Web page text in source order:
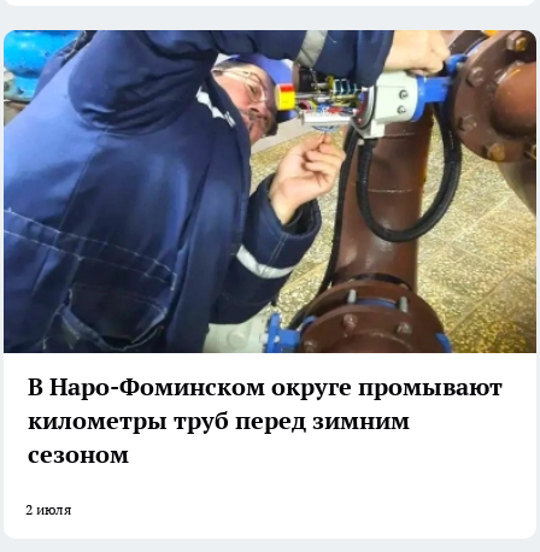
В Наро-Фоминском округе промывают
километры труб перед зимним
сезоном
2 июля